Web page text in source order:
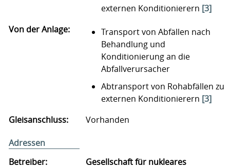
externen Konditionierern [3]
Von der Anlage:
Transport von Abfällen nach
Behandlung und
Konditionierung an die
Abfallverursacher
Abtransport von Rohabfällen zu
externen Konditionierern [3]
Gleisanschluss:
Vorhanden
Adressen
Betreiber:
Gesellschaft für nukleares